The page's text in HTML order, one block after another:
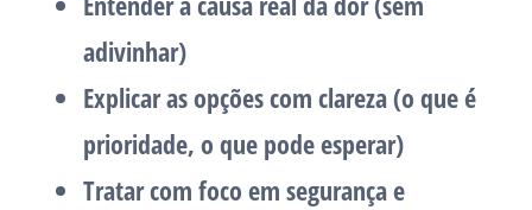
adivinhar)
Explicar as opções com clareza (o que é
prioridade, o que pode esperar)
Tratar com foco em segurança e